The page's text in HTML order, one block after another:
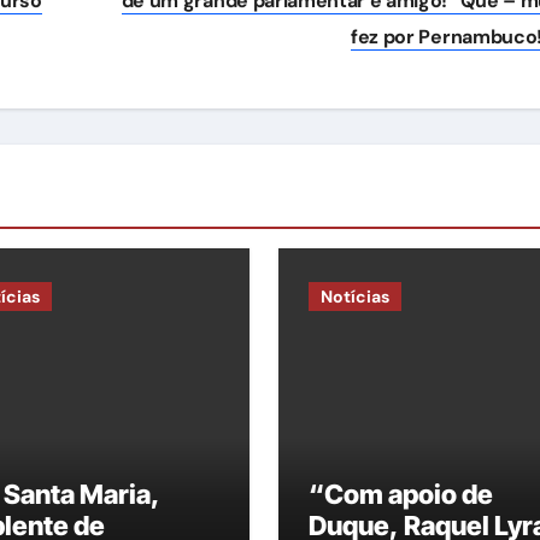
fez por
Santa Maria,
de
Notícias
“Com apoio de
Duque, Raquel